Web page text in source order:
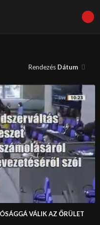
Rendezés Dátum
VÁLIK AZ ŐRÜLET